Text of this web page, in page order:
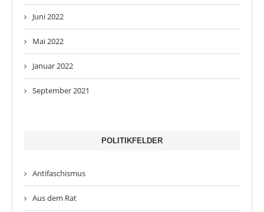
Juni 2022
Mai 2022
Januar 2022
September 2021
POLITIKFELDER
Antifaschismus
Aus dem Rat